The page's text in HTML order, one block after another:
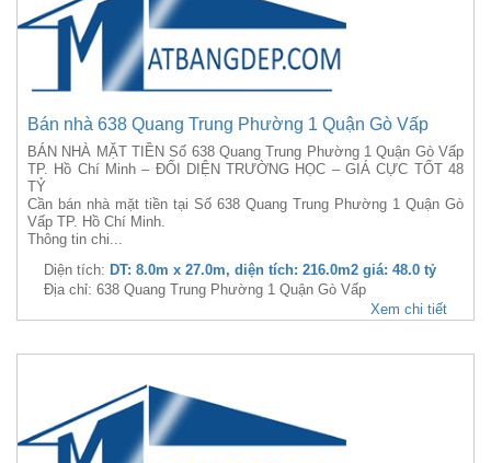
Bán nhà 638 Quang Trung Phường 1 Quận Gò Vấp
BÁN NHÀ MẶT TIỀN Số 638 Quang Trung Phường 1 Quận Gò Vấp
TP. Hồ Chí Minh – ĐỐI DIỆN TRƯỜNG HỌC – GIÁ CỰC TỐT 48
TỶ
Cần bán nhà mặt tiền tại Số 638 Quang Trung Phường 1 Quận Gò
Vấp TP. Hồ Chí Minh.
Thông tin chi...
Diện tích: DT: 8.0m x 27.0m, diện tích: 216.0m2 giá: 48.0 tỷ
Địa chỉ: 638 Quang Trung Phường 1 Quận Gò Vấp
Xem chi tiết